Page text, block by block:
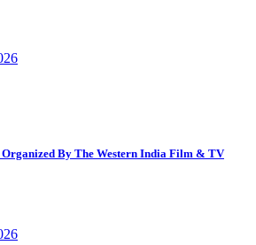
Organized By The Western India Film & TV